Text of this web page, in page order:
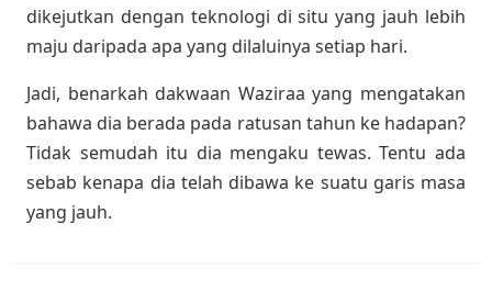
dikejutkan dengan teknologi di situ yang jauh lebih
maju daripada apa yang dilaluinya setiap hari.
Jadi, benarkah dakwaan Waziraa yang mengatakan
bahawa dia berada pada ratusan tahun ke hadapan?
Tidak semudah itu dia mengaku tewas. Tentu ada
sebab kenapa dia telah dibawa ke suatu garis masa
yang jauh.